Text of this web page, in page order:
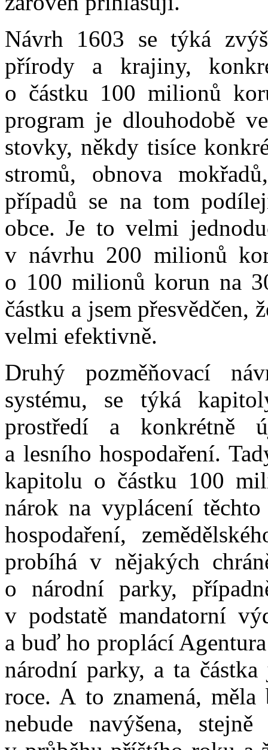
Návrh 1603 se týká
přírody a krajiny,
o částku 100 milionů
program je dlouhodobě
stovky, někdy tisíce
stromů, obnova
případů se na tom
obce. Je to velmi
v návrhu 200 milionů
o 100 milionů korun na
částku a jsem
velmi efektivně.
Druhý pozměňovací
systému, se týká
prostředí a konkrétně
a lesního hospodaření.
kapitolu o částku 100
nárok na vyplácení
hospodaření,
probíhá v nějakých
o národní parky,
v podstatě mandatorní
a buď ho proplácí
národní parky, a ta
roce. A to znamená,
nebude navýšena,